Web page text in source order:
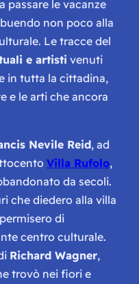
passare le vacanze
non poco alla
Le tracce del
e artisti venuti
in tutta la cittadina,
e le arti che ancora
Nevile Reid, ad
Villa Rufolo,
da secoli.
che diedero alla villa
di
centro culturale.
Richard Wagner,
trovò nei fiori e